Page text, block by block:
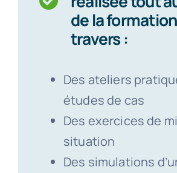
de la
travers :
Des ateliers
études de cas
Des exercices de
situation
Des simulations